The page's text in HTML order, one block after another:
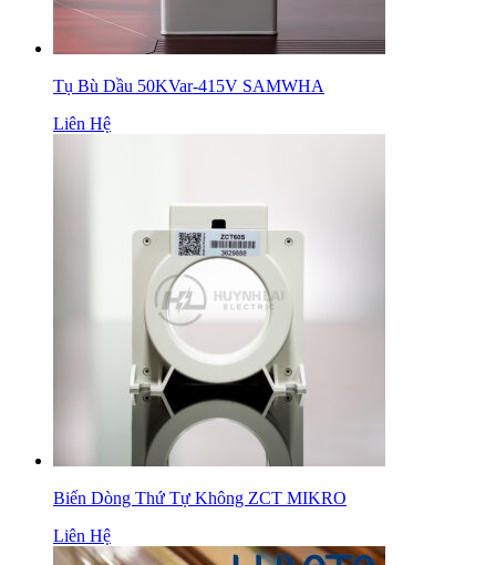
Tụ Bù Dầu 50KVar-415V SAMWHA
Liên Hệ
Biến Dòng Thứ Tự Không ZCT MIKRO
Liên Hệ